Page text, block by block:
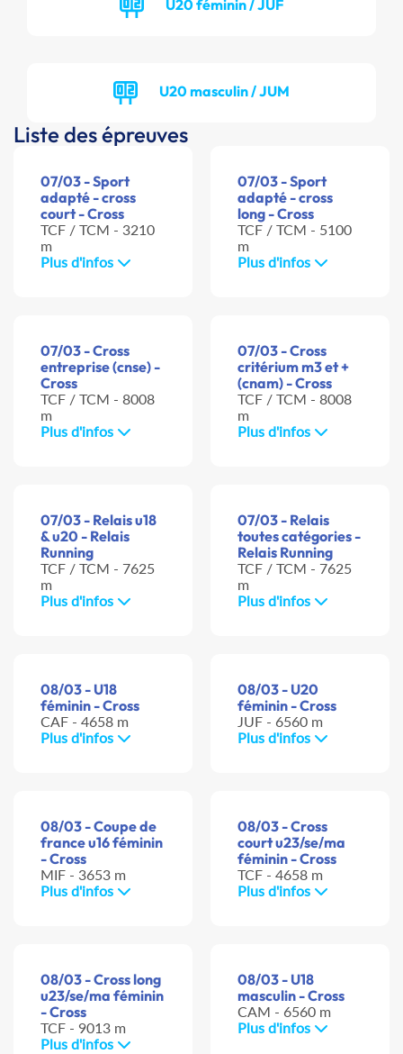
U20 féminin / JUF
U20 masculin / JUM
Liste des épreuves
07/03 - Sport
adapté - cross
court - Cross
TCF / TCM - 3210
m
Plus d'infos
07/03 - Sport
adapté - cross
long - Cross
TCF / TCM - 5100
m
Plus d'infos
07/03 - Cross
entreprise (cnse) -
Cross
TCF / TCM - 8008
m
Plus d'infos
07/03 - Cross
critérium m3 et +
(cnam) - Cross
TCF / TCM - 8008
m
Plus d'infos
07/03 - Relais u18
& u20 - Relais
Running
TCF / TCM - 7625
m
Plus d'infos
07/03 - Relais
toutes catégories -
Relais Running
TCF / TCM - 7625
m
Plus d'infos
08/03 - U18
féminin - Cross
CAF - 4658 m
Plus d'infos
08/03 - U20
féminin - Cross
JUF - 6560 m
Plus d'infos
08/03 - Coupe de
france u16 féminin
- Cross
MIF - 3653 m
Plus d'infos
08/03 - Cross
court u23/se/ma
féminin - Cross
TCF - 4658 m
Plus d'infos
08/03 - Cross long
u23/se/ma féminin
- Cross
TCF - 9013 m
Plus d'infos
08/03 - U18
masculin - Cross
CAM - 6560 m
Plus d'infos